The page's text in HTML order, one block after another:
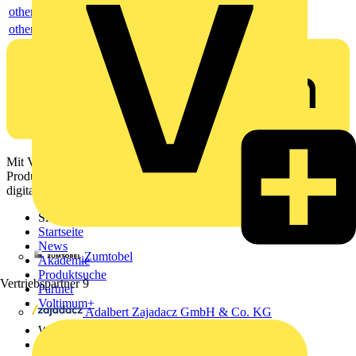
Zumtobel
Vertriebspartner 9
Adalbert Zajadacz GmbH & Co. KG
others
others
Mit Voltimum erhalten Elektrofachkräfte Zugang zu Branchennews,
Produktinformationen, Schulungen und Tools – alles auf einer
digitalen Plattform und Community.
Sitemap
Startseite
News
Akademie
Produktsuche
Partner
Voltimum+
Weitere Links